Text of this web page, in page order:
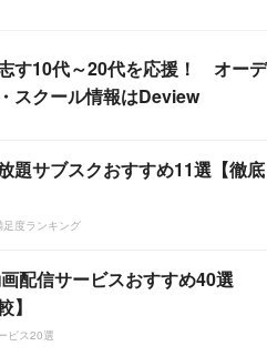
す10代～20代を応援！ オーデ
スクール情報はDeview
題サブスクおすすめ11選【徹底
度ランキング
配信サービスおすすめ40選
】
ビス20選